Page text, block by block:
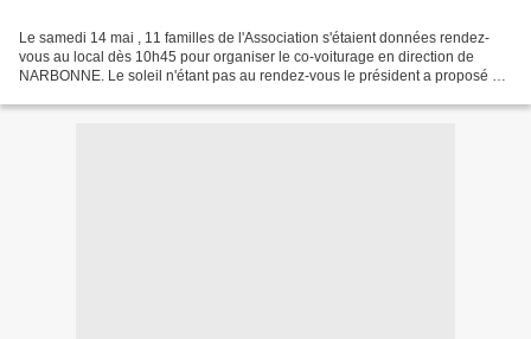
Le samedi 14 mai , 11 familles de l'Association s'étaient données rendez-
vous au local dès 10h45 pour organiser le co-voiturage en direction de
NARBONNE. Le soleil n'étant pas au rendez-vous le président a proposé de